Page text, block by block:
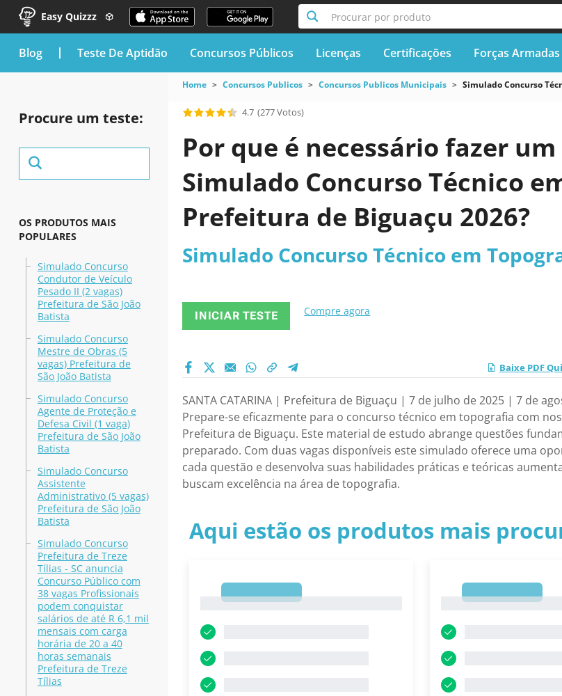
Easy Quizzz Procurar por produto
blog Teste De Aptidão Concursos Públicos Licenças Certificações Forças Armadas
Procure um teste:
OS PRODUTOS MAIS
POPULARES
Simulado Concurso
Condutor de Veículo
Pesado II (2 vagas)
Prefeitura de São João
Batista
Simulado Concurso
Mestre de Obras (5
vagas) Prefeitura de
São João Batista
Simulado Concurso
Agente de Proteção e
Defesa Civil (1 vaga)
Prefeitura de São João
Batista
Simulado Concurso
Assistente
Administrativo (5 vagas)
Prefeitura de São João
Batista
Simulado Concurso
Prefeitura de Treze
Tílias - SC anuncia
Concurso Público com
38 vagas Profissionais
podem conquistar
salários de até R 6,1 mil
mensais com carga
horária de 20 a 40
horas semanais
Prefeitura de Treze
Tílias
Home Concursos Publicos Concursos Publicos Municipais Simulado Concurso
4.7 (277 Votos)
Por que é necessário fazer
Simulado Concurso Técnico
Prefeitura de Biguaçu 2026?
Simulado Concurso Técnico em
INICIAR TESTE Compre agora
Baixe PDF
SANTA CATARINA | Prefeitura de Biguaçu | 7 de julho de 2025 | 7 de
Prepare-se eficazmente para o concurso técnico em topografia com
Prefeitura de Biguaçu. Este material de estudo abrange questões
preparado. Com duas vagas disponíveis este simulado oferece uma
cada questão e desenvolva suas habilidades práticas e teóricas
buscam excelência na área de topografia.
Aqui estão os produtos mais